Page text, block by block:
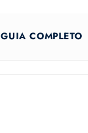
GUIA COMPLETO